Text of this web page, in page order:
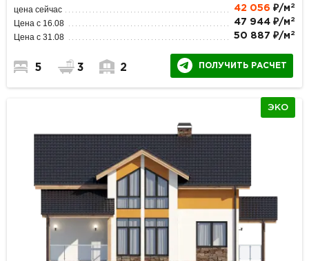
цена сейчас 42 056 ₽/м 2
Цена с 16.08 47 944 ₽/м 2
Цена с 31.08 50 887 ₽/м 2
5 3 2 ПОЛУЧИТЬ РАСЧЕТ
ЭКО